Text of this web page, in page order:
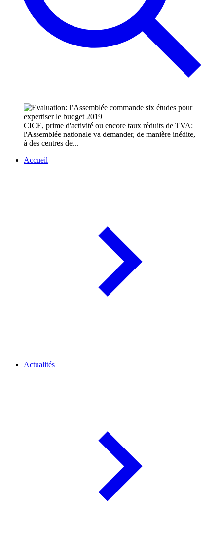
CICE, prime d'activité ou encore taux réduits de TVA:
l'Assemblée nationale va demander, de manière inédite,
à des centres de...
Accueil
Actualités